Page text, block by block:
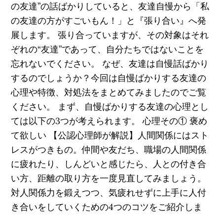
の友達”の話ばかりしていると、友達自慢から「私
の友達の方がすごいもん！」と『張り合い』へ発
展します。 張り合っていますが、その対象はそれ
ぞれの“友達”であって、自分たちではないことを
忘れないでください。 なぜ、友達は自慢話ばかり
するのでしょうか？今回は自慢ばかりする友達の
心理や特徴、対処法をまとめてみましたのでご覧
ください。 まず、自慢ばかりする友達の心理とし
ては以下の3つが考えられます。 心理その① 褒め
て欲しい 【公認心理師が解説】人間関係にはスト
レスがつきもの。仲間や友だち、職場の人間関係
に疲れたり、しんどいと感じたら、人との付き合
い方、距離の取り方を一度見直してみましょう。
対人関係力を鍛えつつ、気疲れせずに上手に人付
き合いをしていくための4つのコツをご紹介しま